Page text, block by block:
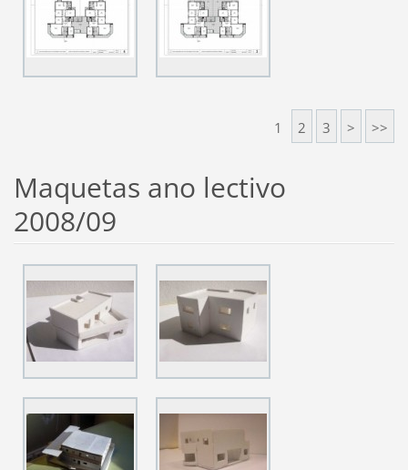
1 2 3 > >>
Maquetas ano lectivo
2008/09